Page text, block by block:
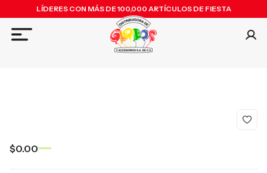
LÍDERES CON MÁS DE 100,000 ARTÍCULOS DE FIESTA
$0.00